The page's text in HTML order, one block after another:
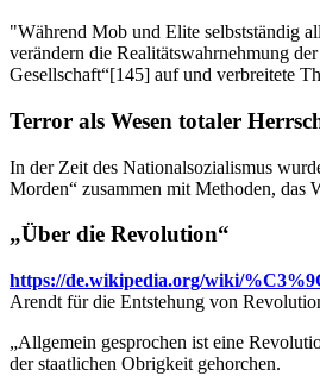
"Während Mob und Elite selbstständig
verändern die Realitätswahrnehmung
Gesellschaft“[145] auf und verbreitete
Terror als Wesen totaler
In der Zeit des Nationalsozialismus
Morden“ zusammen mit Methoden, das
„Über die Revolution“
https://de.wikipedia.org/wiki/
Arendt für die Entstehung von
„Allgemein gesprochen ist eine
der staatlichen Obrigkeit gehorchen.